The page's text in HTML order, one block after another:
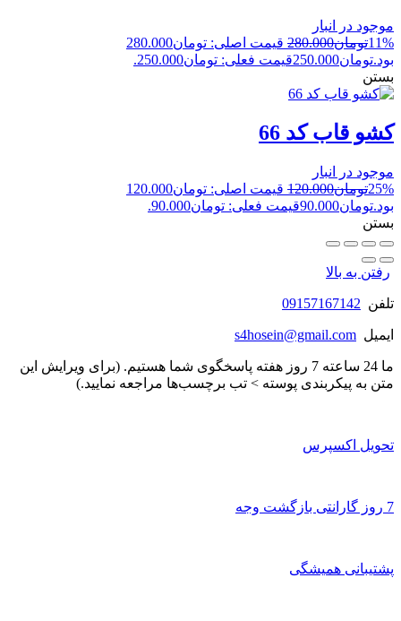
موجود در انبار
11%تومان280.000
قیمت اصلی: تومان280.000
بود.تومان250.000قیمت فعلی: تومان250.000.
بستن
کشو قاب کد 66
موجود در انبار
25%تومان120.000
قیمت اصلی: تومان120.000
بود.تومان90.000قیمت فعلی: تومان90.000.
بستن
رفتن به بالا
تلفن 09157167142
ایمیل s4hosein@gmail.com
ما 24 ساعته 7 روز هفته پاسخگوی شما هستیم. (برای ویرایش این
متن به پیکربندی پوسته > تب برچسب‌ها مراجعه نمایید.)
تحویل اکسپرس
7 روز گارانتی بازگشت وجه
پشتیبانی همیشگی